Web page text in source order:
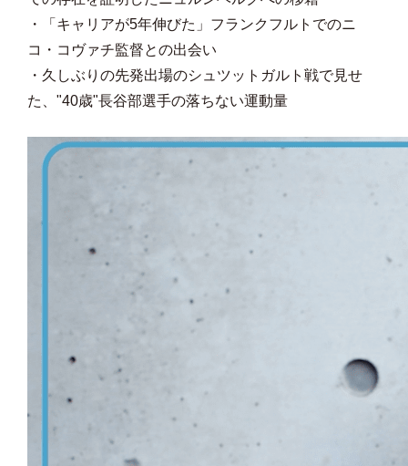
・「キャリアが5年伸びた」フランクフルトでのニ
コ・コヴァチ監督との出会い
・久しぶりの先発出場のシュツットガルト戦で見せ
た、"40歳"長谷部選手の落ちない運動量